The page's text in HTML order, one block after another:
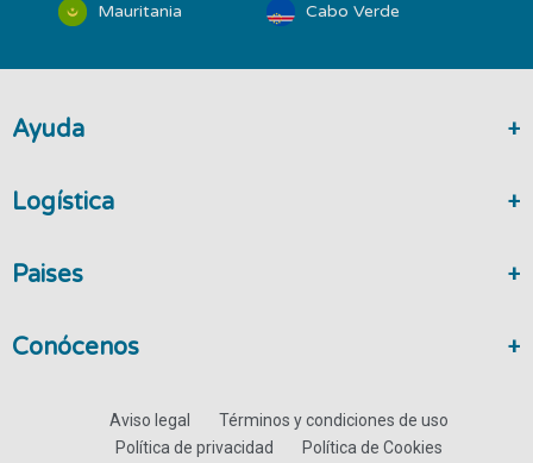
Mauritania
Cabo Verde
Ayuda
Logística
Paises
Conócenos
Aviso legal
Términos y condiciones de uso
Política de privacidad
Política de Cookies